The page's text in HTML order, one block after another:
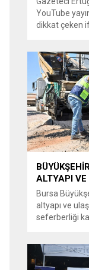
YouTube
dikkat çeken
re’sen
hakkındaki
giderek
ardından
Programdaki
ALTYAPI
Bursa
altyapı ve
seferberliği
Büyükşehir
Müdürlüğü ve